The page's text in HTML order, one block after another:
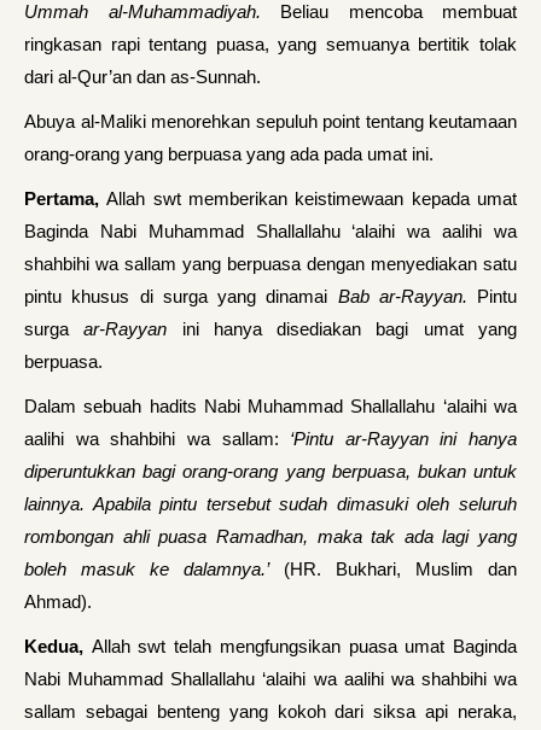
Ummah al-Muhammadiyah. Beliau mencoba membuat
ringkasan rapi tentang puasa, yang semuanya bertitik tolak
dari al-Qur’an dan as-Sunnah.
Abuya al-Maliki menorehkan sepuluh point tentang keutamaan
orang-orang yang berpuasa yang ada pada umat ini.
Pertama,Allah swt memberikan keistimewaan kepada umat
Baginda Nabi Muhammad Shallallahu ‘alaihi wa aalihi wa
shahbihi wa sallam yang berpuasa dengan menyediakan satu
pintu khusus di surga yang dinamai Bab ar-Rayyan. Pintu
surgaar-Rayyan ini hanya disediakan bagi umat yang
berpuasa.
Dalam sebuah hadits Nabi Muhammad Shallallahu ‘alaihi wa
aalihi wa shahbihi wa sallam: ‘Pintu ar-Rayyan ini hanya
diperuntukkan bagi orang-orang yang berpuasa, bukan untuk
lainnya. Apabila pintu tersebut sudah dimasuki oleh seluruh
rombongan ahli puasa Ramadhan, maka tak ada lagi yang
boleh masuk ke dalamnya.’ (HR. Bukhari, Muslim dan
Ahmad).
Kedua, Allah swt telah mengfungsikan puasa umat Baginda
Nabi Muhammad Shallallahu ‘alaihi wa aalihi wa shahbihi wa
sallam sebagai benteng yang kokoh dari siksa api neraka,